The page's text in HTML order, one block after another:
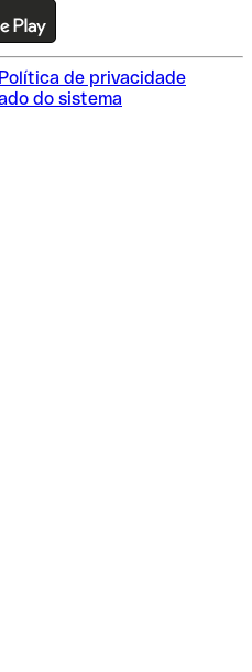
Política de privacidade
do sistema